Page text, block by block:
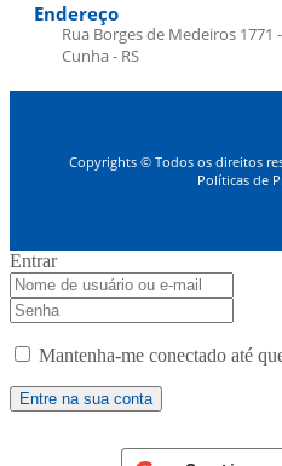
Endereço
Rua Borges de Medeiros 1771
Cunha - RS
Copyrights © Todos os direitos
Políticas de
Entrar
Mantenha-me conectado até